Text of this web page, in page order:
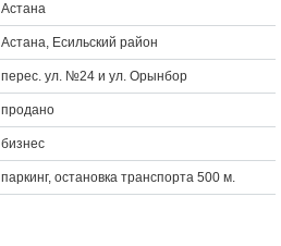
Астана
Астана, Есильский район
перес. ул. №24 и ул. Орынбор
продано
бизнес
паркинг, остановка транспорта 500 м.